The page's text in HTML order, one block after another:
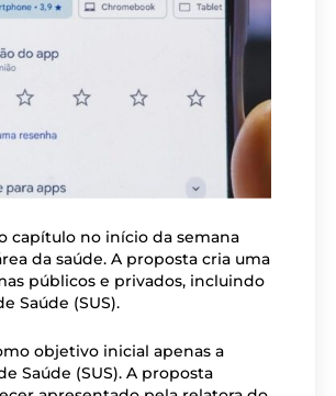
capítulo no início da semana
da saúde. A proposta cria uma
públicos e privados, incluindo
Saúde (SUS).
objetivo inicial apenas a
Saúde (SUS). A proposta